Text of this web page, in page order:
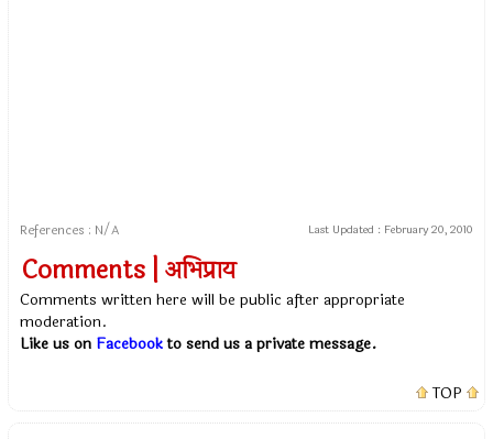
References : N/A Last Updated : February 20, 2010
Comments | अभिप्राय
Comments written here will be public after appropriate
moderation.
Like us on Facebookto send us a private message.
TOP